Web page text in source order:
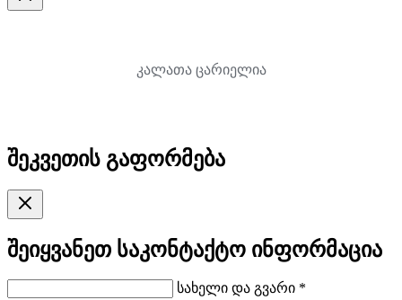
კალათა ცარიელია
შეკვეთის გაფორმება
შეიყვანეთ საკონტაქტო ინფორმაცია
სახელი და გვარი *